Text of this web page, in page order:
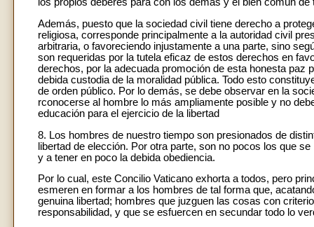
los propios deberes para con los demás y el bien común
Además, puesto que la sociedad civil tiene derecho a
religiosa, corresponde principalmente a la autoridad civil
arbitraria, o favoreciendo injustamente a una parte, sino
son requeridas por la tutela eficaz de estos derechos en
derechos, por la adecuada promoción de esta honesta paz
debida custodia de la moralidad pública. Todo esto
de orden público. Por lo demás, se debe observar en la
rconocerse al hombre lo más ampliamente posible y no
educación para el ejercicio de la libertad
8. Los hombres de nuestro tiempo son presionados de
libertad de elección. Por otra parte, son no pocos los que
y a tener en poco la debida obediencia.
Por lo cual, este Concilio Vaticano exhorta a todos, pero
esmeren en formar a los hombres de tal forma que,
genuina libertad; hombres que juzguen las cosas con
responsabilidad, y que se esfuercen en secundar todo lo